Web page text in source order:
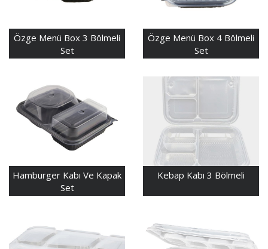
Özge Menü Box 3 Bölmeli
Set
Özge Menü Box 4 Bölmeli
Set
Hamburger Kabı Ve Kapak
Set
Kebap Kabı 3 Bölmeli